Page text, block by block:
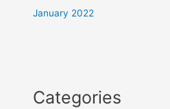
January 2022
Categories